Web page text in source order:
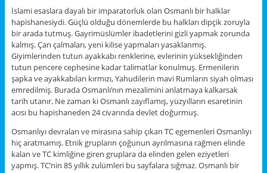
İslami esaslara dayalı bir imparatorluk olan Osmanlı bir halklar
hapishanesiydi. Güçlü olduğu dönemlerde bu halkları dipçik zoruyla
bir arada tutmuş. Gayrimüslümler ibadetlerini gizli yapmak zorunda
kalmış. Çan çalmaları, yeni kilise yapmaları yasaklanmış.
Giyimlerinden tutun ayakkabı renklerine, evlerinin yüksekliğinden
tutun pencere cephesine kadar talimatlar konulmuş. Ermenilerin
şapka ve ayakkabıları kırmızı, Yahudilerin mavi Rumların siyah olması
emredilmiş. Burada Osmanlı’nın mezalimini anlatmaya kalkarsak
tarih utanır. Ne zaman ki Osmanlı zayıflamış, yüzyılların esaretinin
acısı bu hapishaneden 24 civarında devlet doğurmuş.
Osmanlıyı devralan ve mirasına sahip çıkan TC egemenleri Osmanlıyı
hiç aratmamış. Etnik grupların çoğunun ayrılmasına rağmen elinde
kalan ve TC kimliğine giren gruplara da elinden gelen eziyetleri
yapmış. TC’nin 85 yıllık zulümleri bu sayfalara sığmaz. Osmanlı bir